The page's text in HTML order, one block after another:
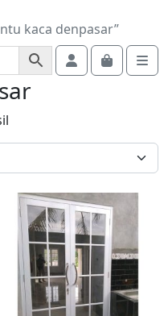
kaca denpasar”
AccountCart